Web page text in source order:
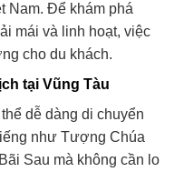
Nam. Để khám phá
mái và linh hoạt, việc
cho du khách.
tại Vũng Tàu
dễ dàng di chuyển
như Tượng Chúa
Sau mà không cần lo